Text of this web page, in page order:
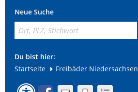
Neue Suche
Du bist hier:
Startseite
Freibäder Niedersachsen